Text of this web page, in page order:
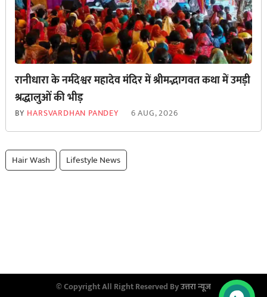
रानीधारा के नर्मदेश्वर महादेव मंदिर में श्रीमद्भागवत कथा में उमड़ी
श्रद्धालुओं की भीड़
BY HARSVARDHAN PANDEY 6 AUG, 2026
Hair Wash Lifestyle News
© Copyright All Right Reserved Byउत्तरा न्यूज